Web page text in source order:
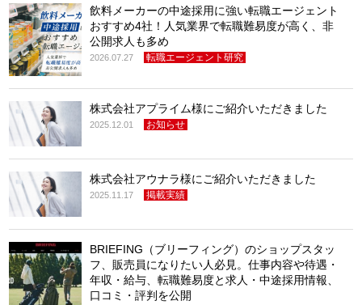
飲料メーカーの中途採用に強い転職エージェント
おすすめ4社！人気業界で転職難易度が高く、非
公開求人も多め
2026.07.27 転職エージェント研究
株式会社アプライム様にご紹介いただきました
2025.12.01 お知らせ
株式会社アウナラ様にご紹介いただきました
2025.11.17 掲載実績
BRIEFING（ブリーフィング）のショップスタッ
フ、販売員になりたい人必見。仕事内容や待遇・
年収・給与、転職難易度と求人・中途採用情報、
口コミ・評判を公開